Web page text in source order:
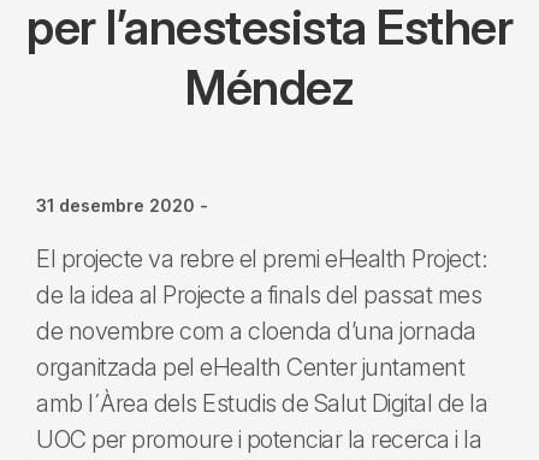
per l’anestesista Esther
Méndez
31 desembre 2020 -
El projecte va rebre el premi eHealth Project:
de la idea al Projecte a finals del passat mes
de novembre com a cloenda d’una jornada
organitzada pel eHealth Center juntament
amb l´Àrea dels Estudis de Salut Digital de la
UOC per promoure i potenciar la recerca i la